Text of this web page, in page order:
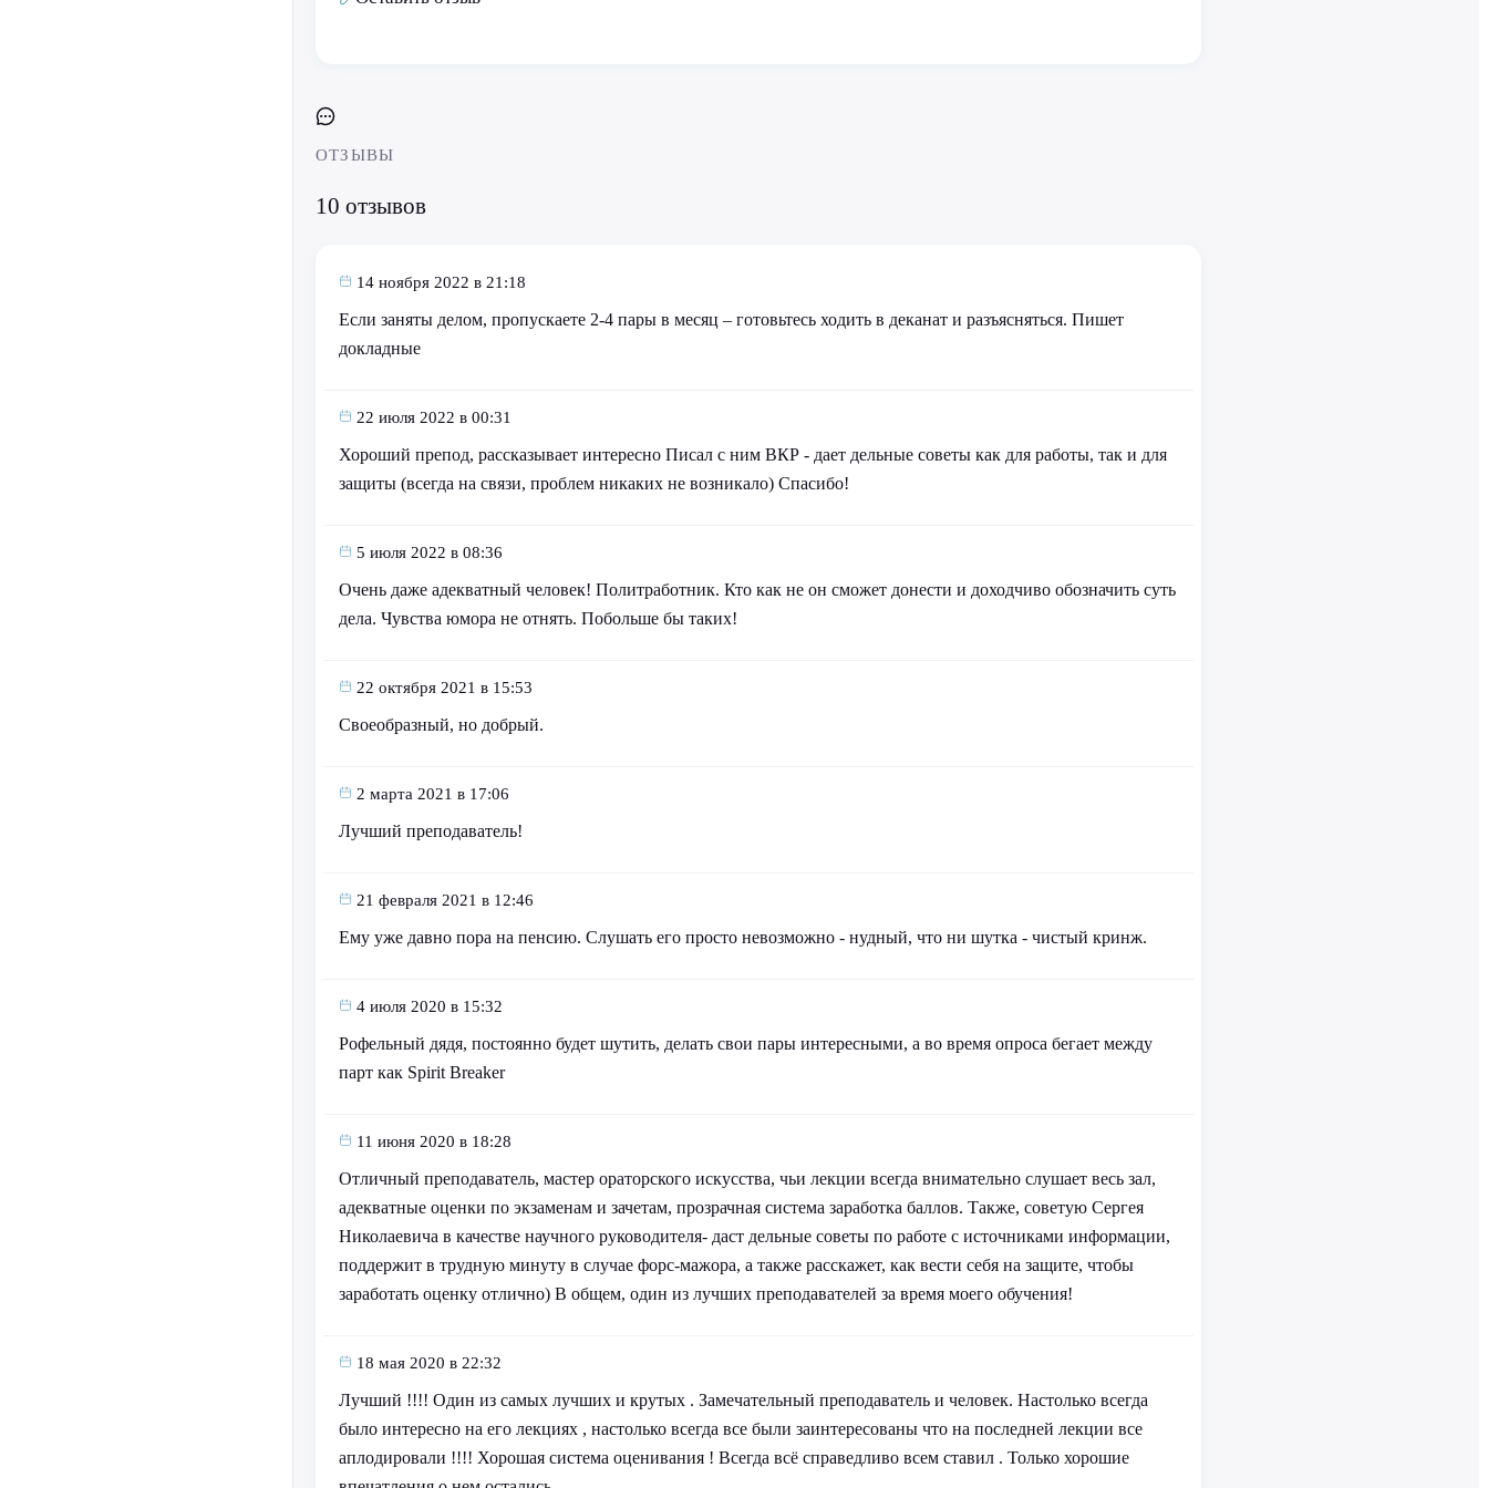
ОТЗЫВЫ
10 отзывов
14 ноября 2022 в 21:18
Если заняты делом, пропускаете 2-4 пары в месяц – готовьтесь ходить в деканат и разъясняться. Пишет
докладные
22 июля 2022 в 00:31
Хороший препод, рассказывает интересно Писал с ним ВКР - дает дельные советы как для работы, так и для
защиты (всегда на связи, проблем никаких не возникало) Спасибо!
5 июля 2022 в 08:36
Очень даже адекватный человек! Политработник. Кто как не он сможет донести и доходчиво обозначить суть
дела. Чувства юмора не отнять. Побольше бы таких!
22 октября 2021 в 15:53
Своеобразный, но добрый.
2 марта 2021 в 17:06
Лучший преподаватель!
21 февраля 2021 в 12:46
Ему уже давно пора на пенсию. Слушать его просто невозможно - нудный, что ни шутка - чистый кринж.
4 июля 2020 в 15:32
Рофельный дядя, постоянно будет шутить, делать свои пары интересными, а во время опроса бегает между
парт как Spirit Breaker
11 июня 2020 в 18:28
Отличный преподаватель, мастер ораторского искусства, чьи лекции всегда внимательно слушает весь зал,
адекватные оценки по экзаменам и зачетам, прозрачная система заработка баллов. Также, советую Сергея
Николаевича в качестве научного руководителя- даст дельные советы по работе с источниками информации,
поддержит в трудную минуту в случае форс-мажора, а также расскажет, как вести себя на защите, чтобы
заработать оценку отлично) В общем, один из лучших преподавателей за время моего обучения!
18 мая 2020 в 22:32
Лучший !!!! Один из самых лучших и крутых . Замечательный преподаватель и человек. Настолько всегда
было интересно на его лекциях , настолько всегда все были заинтересованы что на последней лекции все
аплодировали !!!! Хорошая система оценивания ! Всегда всё справедливо всем ставил . Только хорошие